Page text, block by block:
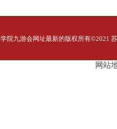
院九游会网址最新的版权所有©2021
网站